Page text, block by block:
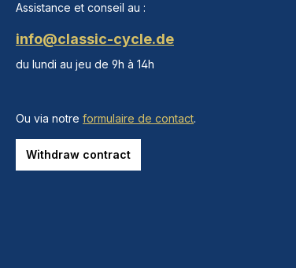
Assistance et conseil au :
info@classic-cycle.de
du lundi au jeu de 9h à 14h
Ou via notre formulaire de contact.
Withdraw contract